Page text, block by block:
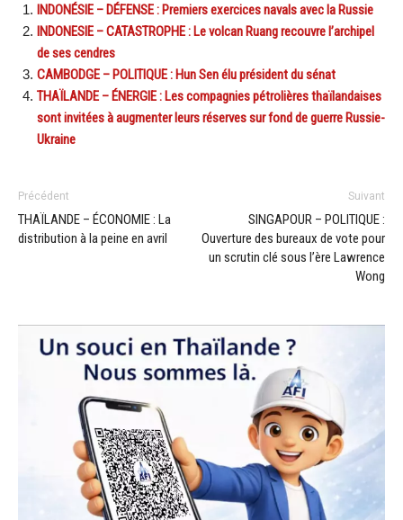
INDONÉSIE – DÉFENSE : Premiers exercices navals avec la Russie
INDONESIE – CATASTROPHE : Le volcan Ruang recouvre l’archipel
de ses cendres
CAMBODGE – POLITIQUE : Hun Sen élu président du sénat
THAÏLANDE – ÉNERGIE : Les compagnies pétrolières thaïlandaises
sont invitées à augmenter leurs réserves sur fond de guerre Russie-
Ukraine
Précédent
THAÏLANDE – ÉCONOMIE : La
distribution à la peine en avril
Suivant
SINGAPOUR – POLITIQUE :
Ouverture des bureaux de vote pour
un scrutin clé sous l’ère Lawrence
Wong